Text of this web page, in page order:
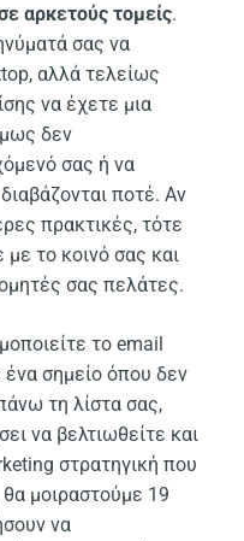
αρκετούς τομείς.
σας να
αλλά τελείως
να έχετε μια
δεν
σας ή να
ποτέ. Αν
πρακτικές, τότε
το κοινό σας και
σας πελάτες.
το email
σημείο όπου δεν
τη λίστα σας,
να βελτιωθείτε και
στρατηγική που
μοιραστούμε 19
να